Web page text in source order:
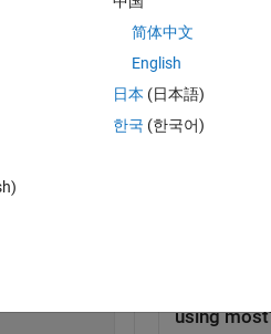
il 15 Mar 2017
简体中文
English
日本 (日本語)
한국 (한국어)